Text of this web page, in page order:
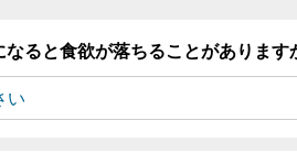
なると食欲が落ちることがあります